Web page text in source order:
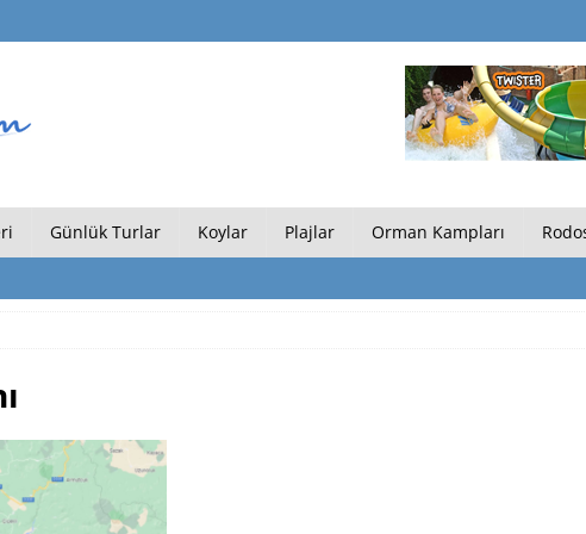
Günlük Turlar Koylar Plajlar Orman Kampları